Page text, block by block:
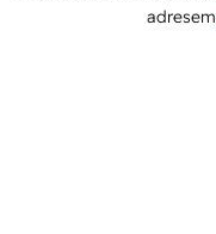
adresem